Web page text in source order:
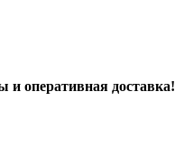
и оперативная доставка!